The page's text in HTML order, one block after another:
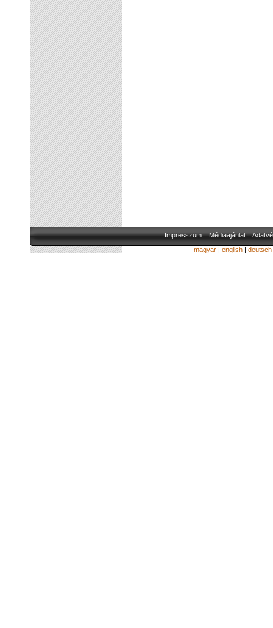
Impresszum Médiaajánlat
magyar| english| deutsch